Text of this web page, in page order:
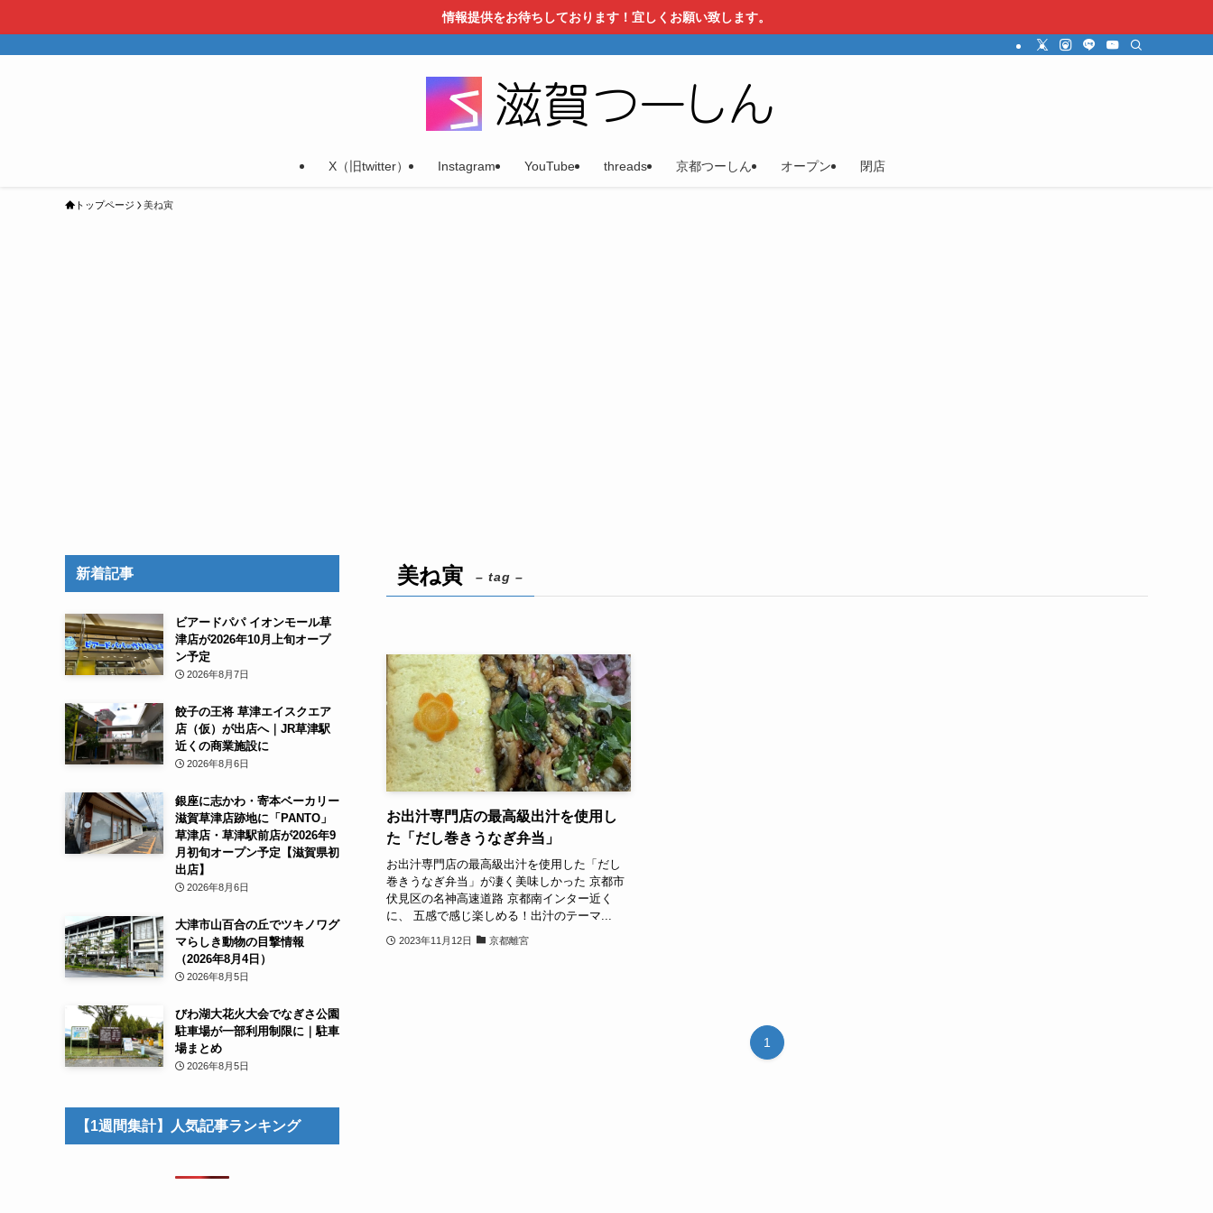
情報提供をお待ちしております！宜しくお願い致します。
X（旧twitter） Instagram YouTube threads 京都つーしん オープン 閉店
トップページ 美ね寅
美ね寅 – tag –
お出汁専門店の最高級出汁を使用し
た「だし巻きうなぎ弁当」
お出汁専門店の最高級出汁を使用した「だし
巻きうなぎ弁当」が凄く美味しかった 京都市
伏見区の名神高速道路 京都南インター近く
に、 五感で感じ楽しめる！出汁のテーマ...
2023年11月12日 京都離宮
1
新着記事
ビアードパパ イオンモール草
津店が2026年10月上旬オープ
ン予定
2026年8月7日
餃子の王将 草津エイスクエア
店（仮）が出店へ｜JR草津駅
近くの商業施設に
2026年8月6日
銀座に志かわ・寄本ベーカリー
滋賀草津店跡地に「PANTO」
草津店・草津駅前店が2026年9
月初旬オープン予定【滋賀県初
出店】
2026年8月6日
大津市山百合の丘でツキノワグ
マらしき動物の目撃情報
（2026年8月4日）
2026年8月5日
びわ湖大花火大会でなぎさ公園
駐車場が一部利用制限に｜駐車
場まとめ
2026年8月5日
【1週間集計】人気記事ランキング